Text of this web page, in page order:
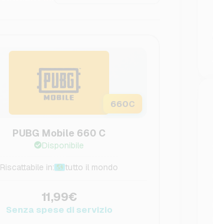
660C
PUBG Mobile 660 C
Disponibile
Riscattabile in: tutto il mondo
11,99€
Senza spese di servizio